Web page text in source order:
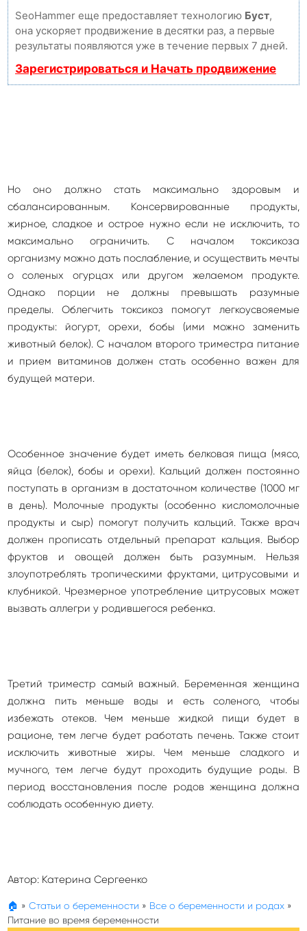
SeoHammer еще предоставляет технологию Буст,
она ускоряет продвижение в десятки раз, а первые
результаты появляются уже в течение первых 7 дней.
Зарегистрироваться и Начать продвижение
Но оно должно стать максимально здоровым и
сбалансированным. Консервированные продукты,
жирное, сладкое и острое нужно если не исключить, то
максимально ограничить. С началом токсикоза
организму можно дать послабление, и осуществить мечты
о соленых огурцах или другом желаемом продукте.
Однако порции не должны превышать разумные
пределы. Облегчить токсикоз помогут легкоусвояемые
продукты: йогурт, орехи, бобы (ими можно заменить
животный белок). С началом второго триместра питание
и прием витаминов должен стать особенно важен для
будущей матери.
Особенное значение будет иметь белковая пища (мясо,
яйца (белок), бобы и орехи). Кальций должен постоянно
поступать в организм в достаточном количестве (1000 мг
в день). Молочные продукты (особенно кисломолочные
продукты и сыр) помогут получить кальций. Также врач
должен прописать отдельный препарат кальция. Выбор
фруктов и овощей должен быть разумным. Нельзя
злоупотреблять тропическими фруктами, цитрусовыми и
клубникой. Чрезмерное употребление цитрусовых может
вызвать аллегри у родившегося ребенка.
Третий триместр самый важный. Беременная женщина
должна пить меньше воды и есть соленого, чтобы
избежать отеков. Чем меньше жидкой пищи будет в
рационе, тем легче будет работать печень. Также стоит
исключить животные жиры. Чем меньше сладкого и
мучного, тем легче будут проходить будущие роды. В
период восстановления после родов женщина должна
соблюдать особенную диету.
Автор: Катерина Сергеенко
🏠 » Статьи о беременности » Все о беременности и родах »
Питание во время беременности